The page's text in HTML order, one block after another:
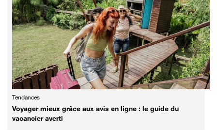
Tendances
Voyager mieux grâce aux avis en ligne : le guide du
vacancier averti